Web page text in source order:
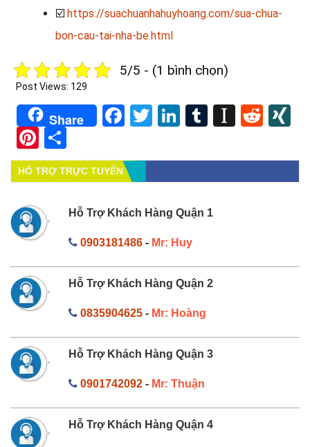
☑️ https://suachuanhahuyhoang.com/sua-chua-
bon-cau-tai-nha-be.html
5/5 - (1 bình chọn)
Post Views: 129
Share Facebook
TwitterLinkedIn
Tumblr
Pinterest
HỔ TRỢ TRỰC TUYẾN
Hỗ Trợ Khách Hàng Quận 1
0903181486- Mr: Huy
Hỗ Trợ Khách Hàng Quận 2
0835904625- Mr: Hoàng
Hỗ Trợ Khách Hàng Quận 3
0901742092- Mr: Thuận
Hỗ Trợ Khách Hàng Quận 4